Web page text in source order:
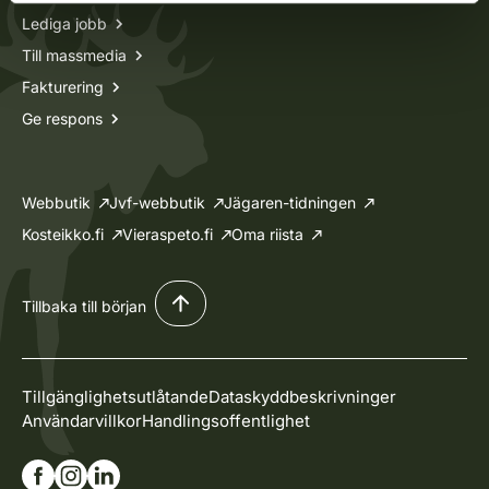
Lediga jobb
Till massmedia
Fakturering
Ge respons
Webbutik Jvf-webbutik
Jägaren-tidningen
Kosteikko.fi
Vieraspeto.fi Oma riista
Tillbaka till början
TillgänglighetsutlåtandeDataskyddbeskrivninger
AnvändarvillkorHandlingsoffentlighet